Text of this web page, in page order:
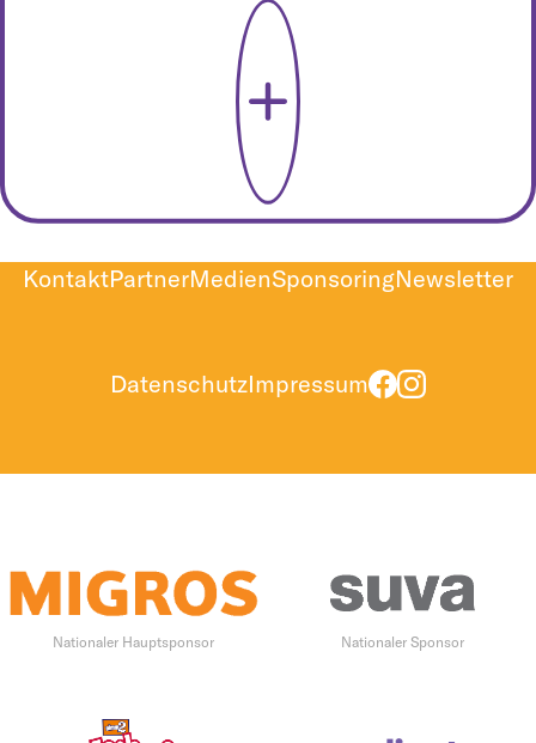
KontaktPartnerMedienSponsoringNewsletter
DatenschutzImpressum
Nationaler Hauptsponsor Nationaler Sponsor